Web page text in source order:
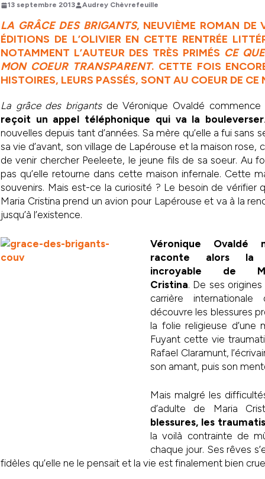
13 septembre 2013 Audrey Chèvrefeuille
LA GRÂCE DES BRIGANTS, NEUVIÈME ROMAN DE
ÉDITIONS DE L’OLIVIER EN CETTE RENTRÉE
NOTAMMENT L’AUTEUR DES TRÈS PRIMÉS CE
MON COEUR TRANSPARENT. CETTE FOIS
HISTOIRES, LEURS PASSÉS, SONT AU COEUR DE
La grâce des brigantsde Véronique Ovaldé commence
reçoit un appel téléphonique qui va la bouleverser
nouvelles depuis tant d’années. Sa mère qu’elle a fui sans
sa vie d’avant, son village de Lapérouse et la maison
de venir chercher Peeleete, le jeune fils de sa soeur. Au
pas qu’elle retourne dans cette maison infernale. Cette
souvenirs. Mais est-ce la curiosité ? Le besoin de vérifier
Maria Cristina prend un avion pour Lapérouse et va à la
jusqu’à l’existence.
Véronique Ovaldé
raconte alors la
incroyable de
Cristina. De ses origines
carrière internationale
découvre les blessures
la folie religieuse d’une
Fuyant cette vie
Rafael Claramunt,
son amant, puis son
Mais malgré les
d’adulte de Maria
blessures, les
la voilà contrainte de
chaque jour. Ses rêves
fidèles qu’elle ne le pensait et la vie est finalement bien